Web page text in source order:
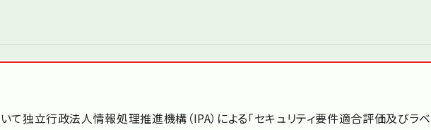
独立行政法人情報処理推進機構（IPA）による「セキュリティ要件適合評価及びラベ